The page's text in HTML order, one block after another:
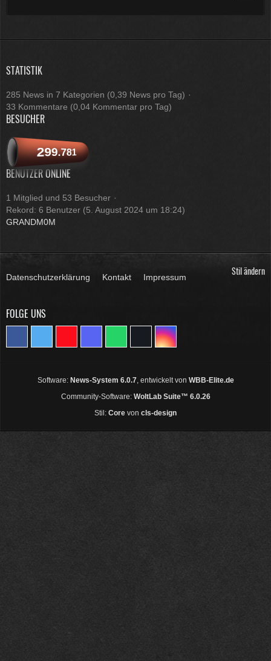
STATISTIK
285 News in 7 Kategorien (0,39 News pro Tag)
33 Kommentare (0,04 Kommentar pro Tag)
BESUCHER
299.781
BENUTZER ONLINE
1 Mitglied und 53 Besucher
Rekord: 6 Benutzer (5. August 2024 um 18:24)
GRANDM0M
Stil ändern
Datenschutzerklärung Kontakt Impressum
FOLGE UNS
Software: News-System 6.0.7, entwickelt von WBB-Elite.de
Community-Software: WoltLab Suite™ 6.0.26
Stil: Core von cls-design